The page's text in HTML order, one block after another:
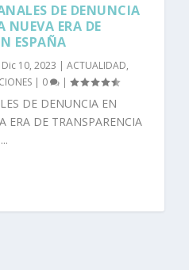
DE DENUNCIA
NUEVA ERA DE
ESPAÑA
Dic 10, 2023 |ACTUALIDAD,
| 0 |
DE DENUNCIA EN
ERA DE TRANSPARENCIA